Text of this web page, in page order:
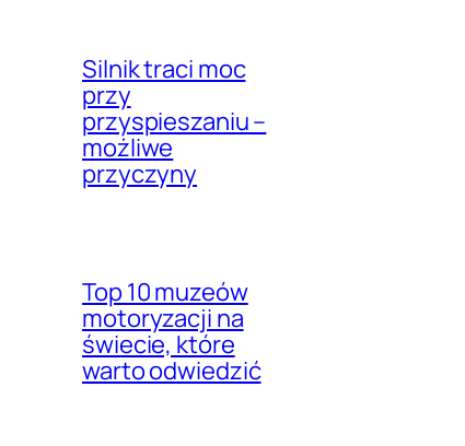
Silnik traci moc
przy
przyspieszaniu –
możliwe
przyczyny
Top 10 muzeów
motoryzacji na
świecie, które
warto odwiedzić